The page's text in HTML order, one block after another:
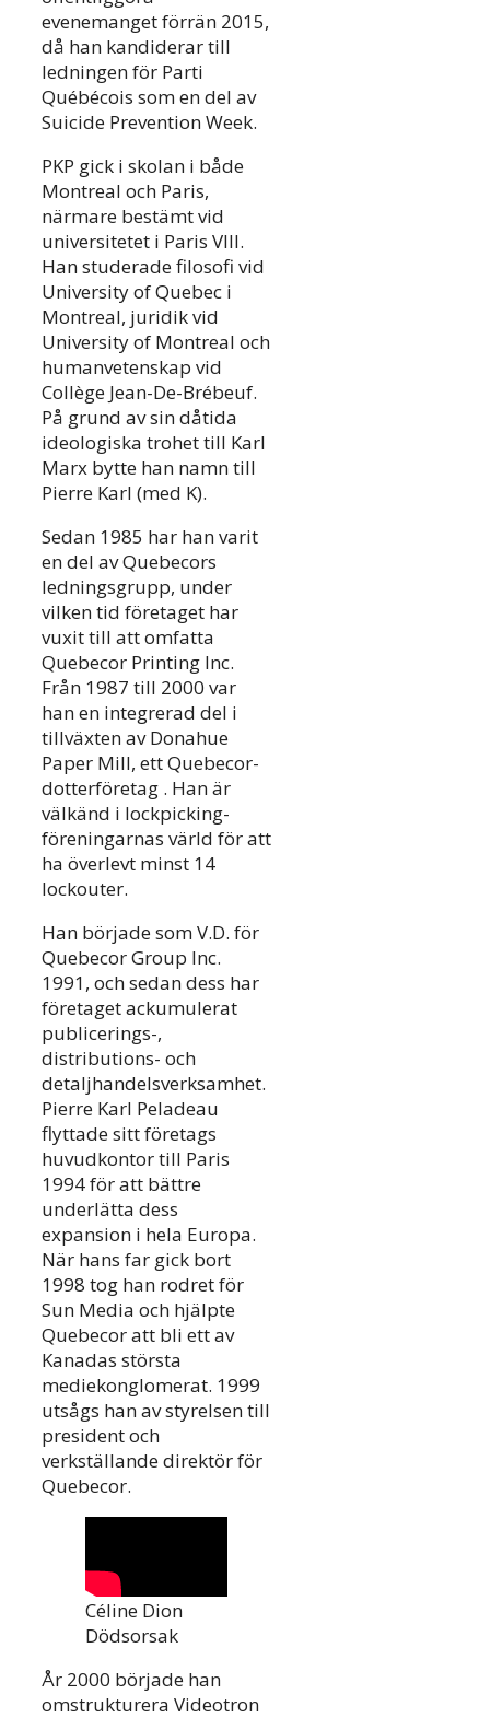
evenemanget förrän 2015,
då han kandiderar till
ledningen för Parti
Québécois som en del av
Suicide Prevention Week.
PKP gick i skolan i både
Montreal och Paris,
närmare bestämt vid
universitetet i Paris VIII.
Han studerade filosofi vid
University of Quebec i
Montreal, juridik vid
University of Montreal och
humanvetenskap vid
Collège Jean-De-Brébeuf.
På grund av sin dåtida
ideologiska trohet till Karl
Marx bytte han namn till
Pierre Karl (med K).
Sedan 1985 har han varit
en del av Quebecors
ledningsgrupp, under
vilken tid företaget har
vuxit till att omfatta
Quebecor Printing Inc.
Från 1987 till 2000 var
han en integrerad del i
tillväxten av Donahue
Paper Mill, ett Quebecor-
dotterföretag . Han är
välkänd i lockpicking-
föreningarnas värld för att
ha överlevt minst 14
lockouter.
Han började som V.D. för
Quebecor Group Inc.
1991, och sedan dess har
företaget ackumulerat
publicerings-,
distributions- och
detaljhandelsverksamhet.
Pierre Karl Peladeau
flyttade sitt företags
huvudkontor till Paris
1994 för att bättre
underlätta dess
expansion i hela Europa.
När hans far gick bort
1998 tog han rodret för
Sun Media och hjälpte
Quebecor att bli ett av
Kanadas största
mediekonglomerat. 1999
utsågs han av styrelsen till
president och
verkställande direktör för
Quebecor.
Céline Dion
Dödsorsak
År 2000 började han
omstrukturera Videotron